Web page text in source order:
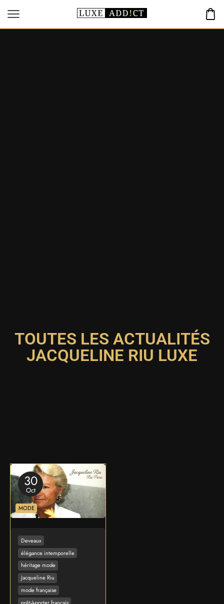
TOUTES LES ACTUALITÉS
JACQUELINE RIU LUXE
30
Oct
MODE
Deveaux
élégance intemporelle
héritage mode
Jacqueline Riu
mode française
prêt-à-porter français